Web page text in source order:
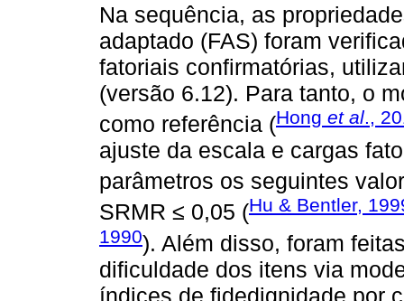
Na sequência, as
adaptado (FAS) foram
fatoriais confirmatórias,
(versão 6.12). Para tanto, o
como referência (Hong et al .,
ajuste da escala e cargas
parâmetros os seguintes
SRMR ≤ 0,05 (Hu & Bentler,
1990). Além disso, foram
dificuldade dos itens via
índices de fidedignidade por